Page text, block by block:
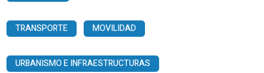
TRANSPORTE MOVILIDAD
URBANISMO E INFRAESTRUCTURAS